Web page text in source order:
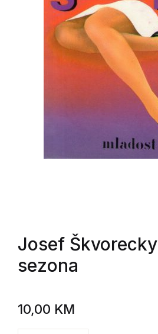
Josef Škvorecky
sezona
10,00 KM